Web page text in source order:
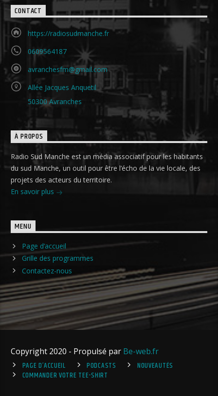
CONTACT
https://radiosudmanche.fr
0609564187
avranchesfm@gmail.com
Allée Jacques Anquetil
50300 Avranches
À PROPOS
Radio Sud Manche est un média associatif pour les habitants
du sud Manche, un outil pour être l’écho de la vie locale, des
projets des acteurs du territoire.
En savoir plus
MENU
Page d’accueil
Grille des programmes
Contactez-nous
Copyright 2020 - Propulsé par Be-web.fr
PAGE D’ACCUEIL
PODCASTS
NOUVEAUTÉS
COMMANDER VOTRE TEE-SHIRT